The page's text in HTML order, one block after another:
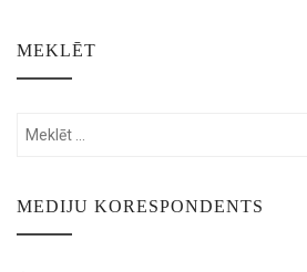
MEKLĒT
Search
MEDIJU KORESPONDENTS